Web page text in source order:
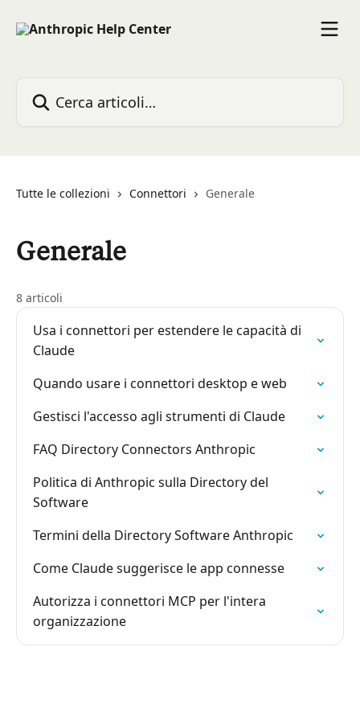
Tutte le collezioni Connettori Generale
Generale
8 articoli
Usa i connettori per estendere le capacità di
Claude
Quando usare i connettori desktop e web
Gestisci l'accesso agli strumenti di Claude
FAQ Directory Connectors Anthropic
Politica di Anthropic sulla Directory del
Software
Termini della Directory Software Anthropic
Come Claude suggerisce le app connesse
Autorizza i connettori MCP per l'intera
organizzazione